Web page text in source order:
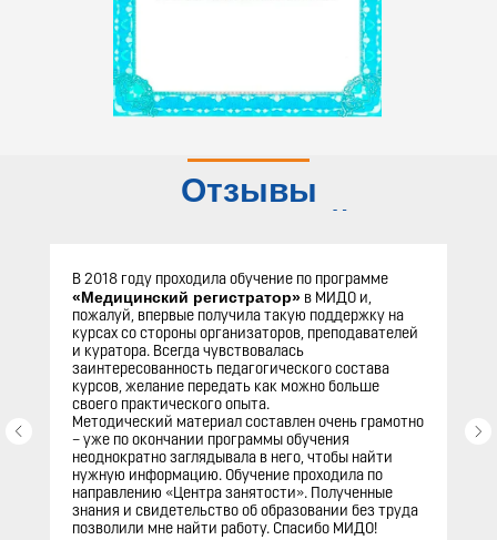
Отзывы
В 2018 году проходила обучение по программе
«Медицинский регистратор» в МИДО и,
пожалуй, впервые получила такую поддержку на
курсах со стороны организаторов, преподавателей
и куратора. Всегда чувствовалась
заинтересованность педагогического состава
курсов, желание передать как можно больше
своего практического опыта.
Методический материал составлен очень грамотно
– уже по окончании программы обучения
неоднократно заглядывала в него, чтобы найти
нужную информацию. Обучение проходила по
направлению «Центра занятости». Полученные
знания и свидетельство об образовании без труда
позволили мне найти работу. Спасибо МИДО!